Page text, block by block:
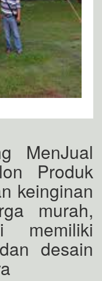
MenJual
Produk
keinginan
murah,
memiliki
desain